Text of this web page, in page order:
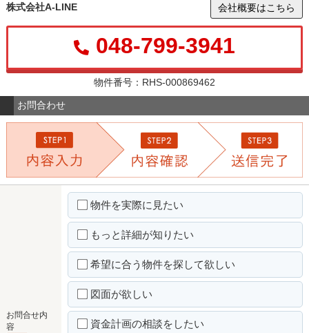
株式会社A-LINE 会社概要はこちら
048-799-3941
物件番号：RHS-000869462
お問合わせ
お問合せ内
容
物件を実際に見たい
もっと詳細が知りたい
希望に合う物件を探して欲しい
図面が欲しい
資金計画の相談をしたい